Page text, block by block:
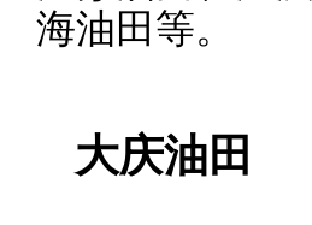
海油田等。
大庆油田